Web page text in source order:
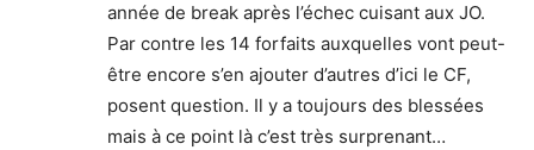
année de break après l’échec cuisant aux JO.
Par contre les 14 forfaits auxquelles vont peut-
être encore s’en ajouter d’autres d’ici le CF,
posent question. Il y a toujours des blessées
mais à ce point là c’est très surprenant…